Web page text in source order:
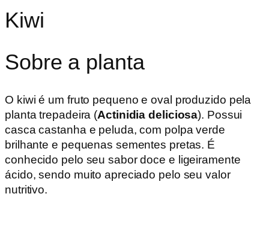
Kiwi
Sobre a planta
O kiwi é um fruto pequeno e oval produzido pela
planta trepadeira (Actinidia deliciosa). Possui
casca castanha e peluda, com polpa verde
brilhante e pequenas sementes pretas. É
conhecido pelo seu sabor doce e ligeiramente
ácido, sendo muito apreciado pelo seu valor
nutritivo.